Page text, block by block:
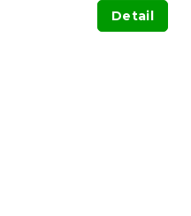
Detail